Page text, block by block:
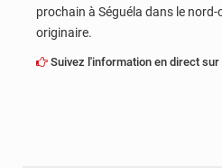
prochain à Séguéla dans le
originaire.
Suivez l'information en direct